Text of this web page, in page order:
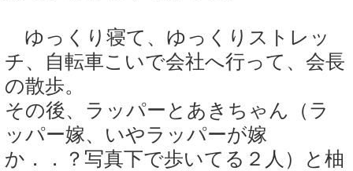
ゆっくり寝て、ゆっくりストレッ
チ、自転車こいで会社へ行って、会長
の散歩。
その後、ラッパーとあきちゃん（ラ
ッパー嫁、いやラッパーが嫁
か．．？写真下で歩いてる２人）と柚